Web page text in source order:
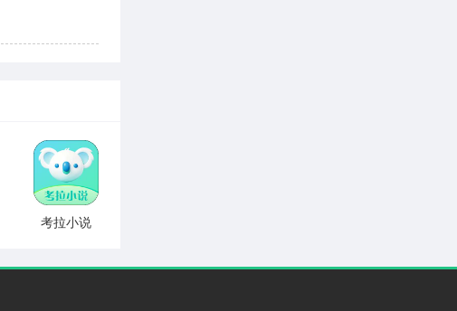
考拉小说